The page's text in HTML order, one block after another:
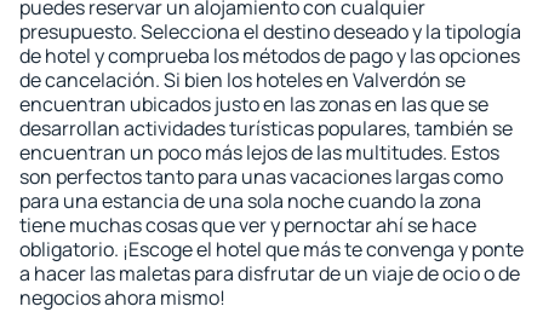
puedes reservar un alojamiento con cualquier
presupuesto. Selecciona el destino deseado y la tipología
de hotel y comprueba los métodos de pago y las opciones
de cancelación. Si bien los hoteles en Valverdón se
encuentran ubicados justo en las zonas en las que se
desarrollan actividades turísticas populares, también se
encuentran un poco más lejos de las multitudes. Estos
son perfectos tanto para unas vacaciones largas como
para una estancia de una sola noche cuando la zona
tiene muchas cosas que ver y pernoctar ahí se hace
obligatorio. ¡Escoge el hotel que más te convenga y ponte
a hacer las maletas para disfrutar de un viaje de ocio o de
negocios ahora mismo!